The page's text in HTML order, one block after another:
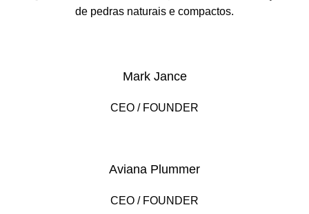
de pedras naturais e compactos.
Mark Jance
CEO / FOUNDER
Aviana Plummer
CEO / FOUNDER